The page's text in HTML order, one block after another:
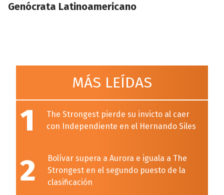
Genócrata Latinoamericano
MÁS LEÍDAS
1
The Strongest pierde su invicto al caer
con Independiente en el Hernando Siles
2
Bolívar supera a Aurora e iguala a The
Strongest en el segundo puesto de la
clasificación